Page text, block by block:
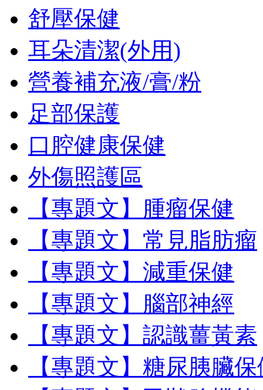
舒壓保健
耳朵清潔(外用)
營養補充液/膏/粉
足部保護
口腔健康保健
外傷照護區
【專題文】腫瘤保健
【專題文】常見脂肪瘤
【專題文】減重保健
【專題文】腦部神經
【專題文】認識薑黃素
【專題文】糖尿胰臟